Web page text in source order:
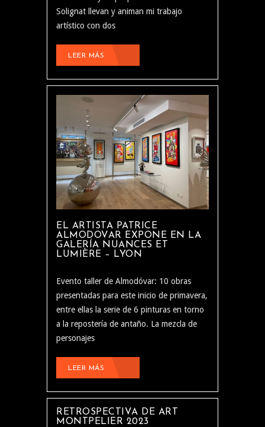
Solignat llevan y animan mi trabajo
artístico con dos
LEER MÁS
EL ARTISTA PATRICE
ALMODOVAR EXPONE EN LA
GALERÍA NUANCES ET
LUMIÈRE – LYON
Evento taller de Almodóvar: 10 obras
presentadas para este inicio de primavera,
entre ellas la serie de 6 pinturas en torno
a la repostería de antaño. La mezcla de
personajes
LEER MÁS
RETROSPECTIVA DE ART
MONTPELIER 2023